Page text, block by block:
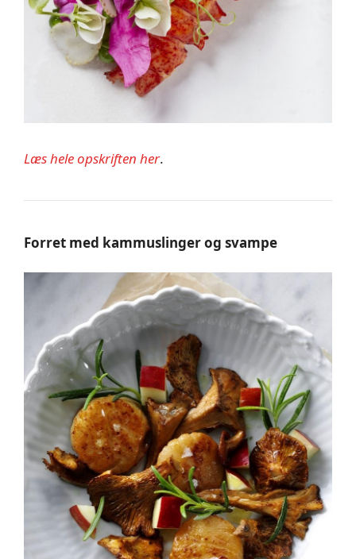
Læs hele opskriften her.
Forret med kammuslinger og svampe